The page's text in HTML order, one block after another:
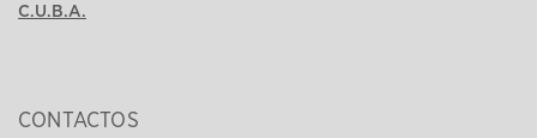
C.U.B.A.
CONTACTOS